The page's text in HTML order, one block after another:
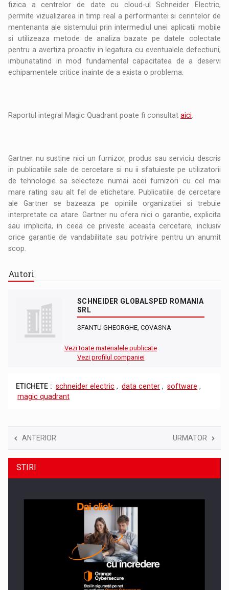
fizica a centrelor de date cu cloud-ul Schneider Electric,
permite vizualizarea in timp real a performantei si cerintelor de
mentenanta ale sistemului prin intermediul unei aplicatii mobile
si utilizeaza metode de analiza bazate pe datele colectate
pentru a avertiza proactiv in legatura cu eventualele defectiuni,
imbunatatind in mod fundamental capacitatea de a deservi
echipamentele critice inainte de a exista o problema.
Raportul integral Magic Quadrant poate fi consultataici.
Gartner nu sustine nici un furnizor, produs sau serviciu descris
in publicatiile sale de cercetare si nu ii sfatuieste pe utilizatorii
de tehnologie sa selecteze numai acei furnizori cu cel mai
mare rating sau alt fel de etichetare. Publicatiile de cercetare
ale Gartner se bazeaza pe opiniile organizatiei si trebuie
interpretate ca atare. Gartner nu ofera nici o garantie, explicita
sau implicita, in ceea ce priveste aceasta cercetare, inclusiv
orice garantie de vandabilitate sau potrivire pentru un anumit
scop.
Autori
SCHNEIDER GLOBALSPED ROMANIA
SRL
SFANTU GHEORGHE, COVASNA
Vezi toate materialele publicate
Vezi profilul companiei
ETICHETE : schneider electric , data center , software ,
magic quadrant
ANTERIOR URMATOR
STIRI